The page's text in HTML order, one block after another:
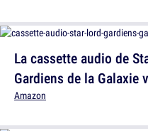
La cassette audio de
Gardiens de la Galaxie
Amazon